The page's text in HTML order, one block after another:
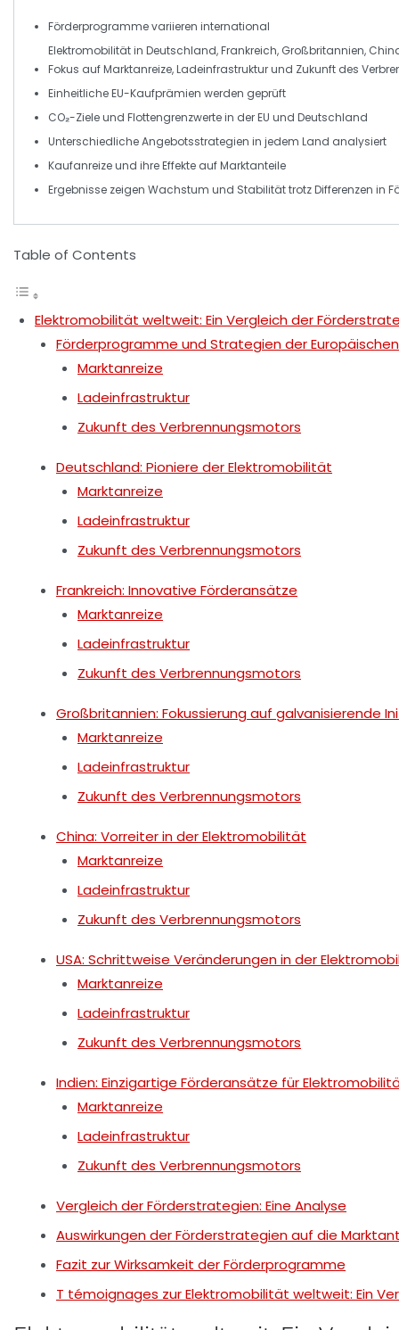
Förderprogrammevariieren international
Elektromobilität in Deutschland,Frankreich, Großbritannien,
Fokus aufMarktanreize,Ladeinfrastrukturund Zukunft des
EinheitlicheEU-Kaufprämien werden geprüft
CO₂-Zieleund Flottengrenzwertein der EU und Deutschland
Unterschiedliche Angebotsstrategien in jedem Land analysiert
Kaufanreizeund ihre Effekte aufMarktanteile
Ergebnisse zeigen Wachstum und Stabilität trotz Differenzen in
Table of Contents
Elektromobilität weltweit: Ein Vergleich der
Förderprogramme und Strategien der
Marktanreize
Ladeinfrastruktur
Zukunft des Verbrennungsmotors
Deutschland: Pioniere der Elektromobilität
Marktanreize
Ladeinfrastruktur
Zukunft des Verbrennungsmotors
Frankreich: Innovative Förderansätze
Marktanreize
Ladeinfrastruktur
Zukunft des Verbrennungsmotors
Großbritannien: Fokussierung auf galvanisierende
Marktanreize
Ladeinfrastruktur
Zukunft des Verbrennungsmotors
China: Vorreiter in der Elektromobilität
Marktanreize
Ladeinfrastruktur
Zukunft des Verbrennungsmotors
USA: Schrittweise Veränderungen in der
Marktanreize
Ladeinfrastruktur
Zukunft des Verbrennungsmotors
Indien: Einzigartige Förderansätze für
Marktanreize
Ladeinfrastruktur
Zukunft des Verbrennungsmotors
Vergleich der Förderstrategien: Eine Analyse
Auswirkungen der Förderstrategien auf die
Fazit zur Wirksamkeit der Förderprogramme
T témoignages zur Elektromobilität weltweit: Ein